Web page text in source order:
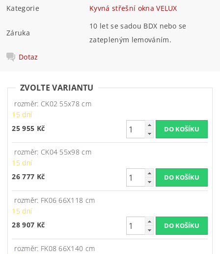
Kategorie
Kyvná střešní okna VELUX
Záruka
10 let se sadou BDX nebo se
zatepleným lemováním.
Dotaz
ZVOLTE VARIANTU
rozměr: CK02 55x78 cm
15 dní
25 955 Kč
rozměr: CK04 55x98 cm
15 dní
26 777 Kč
rozměr: FK06 66X118 cm
15 dní
28 907 Kč
rozměr: FK08 66X140 cm